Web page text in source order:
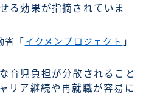
る効果が指摘されていま
省「 イクメンプロジェクト 」
育児負担が分散されること
リア継続や再就職が容易に